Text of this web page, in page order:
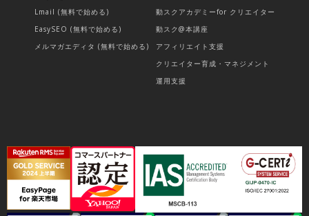
Lmail (無料で始める)
EasySEO (無料で始める)
メルマガエディタ (無料で始める)
動スクアカデミーfor クリエイター
動スク@本講座
アフィリエイト支援
クリエイター育成・マネジメント
運用支援